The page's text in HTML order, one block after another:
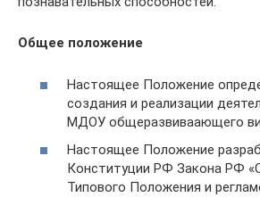
Общее положение
Настоящее Положение
создания и реализации
МДОУ общеразвиваающего
Настоящее Положение
Конституции РФ Закона РФ
Типового Положения и